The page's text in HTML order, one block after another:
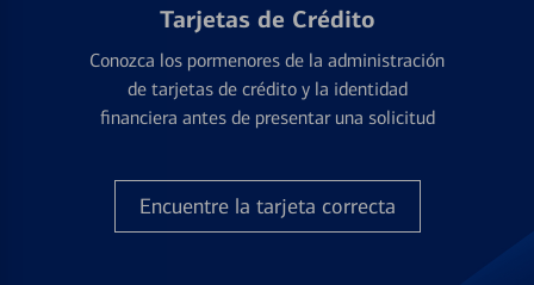
Tarjetas de Crédito
Conozca los pormenores de la administración
de tarjetas de crédito y la identidad
financiera antes de presentar una solicitud
Encuentre la tarjeta correcta